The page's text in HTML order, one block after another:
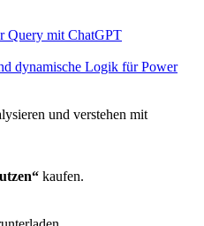
Query mit ChatGPT
dynamische Logik für Power
und verstehen mit
kaufen.